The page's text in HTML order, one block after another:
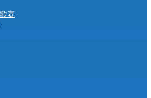
赛